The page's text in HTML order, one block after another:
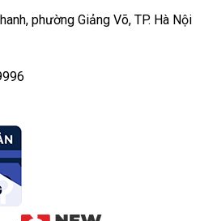
phường Giảng Võ, TP. Hà Nội